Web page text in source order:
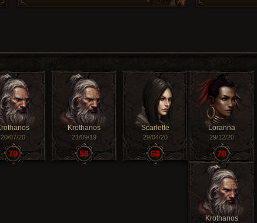
20/07/20
70
Krothanos
21/09/19
58
Scarlette
29/04/20
60
Loranna
29/12/20
70
Krothanos